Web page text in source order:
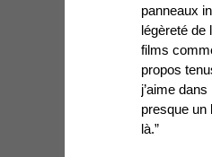
panneaux
légèreté
films
propos
j’aime
presque un
là.”